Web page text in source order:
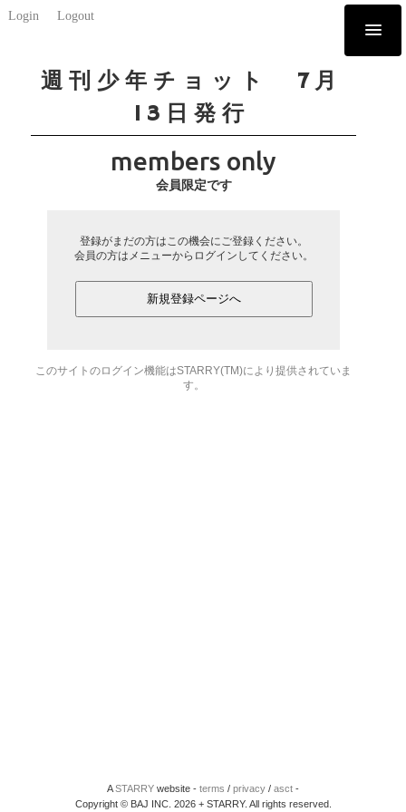
Login Logout
週刊少年チョット 7月
13日発行
members only
会員限定です
登録がまだの方はこの機会にご登録ください。
会員の方はメニューからログインしてください。
新規登録ページへ
このサイトのログイン機能はSTARRY(TM)により提供されていま
す。
ASTARRY website - terms / privacy / asct -
Copyright © BAJ INC. 2026 + STARRY. All rights reserved.